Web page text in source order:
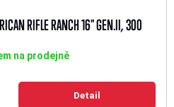
RIFLE RANCH 16" GEN.II, 300
na prodejně
Detail